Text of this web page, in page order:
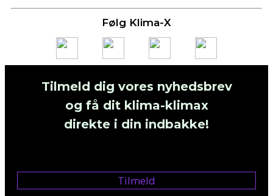
Følg Klima-X
Tilmeld dig vores nyhedsbrev
og få dit klima-klimax
direkte i din indbakke!
Tilmeld